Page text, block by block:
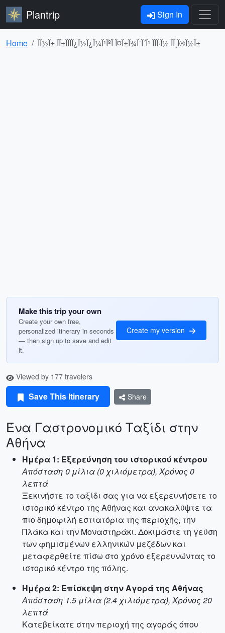
Plantrip Sign In
Home ÎÎ½Î± ÎÎ±ÏÏÏÎ¿Î½Î¿Î¼Î¹ÎºÏ Î¤Î±Î¾Î¯Î´Î¹ ÏÏÎ·Î½ ÎÎ¸Î®Î½Î±
Make this trip your own
Create your own free,
personalized itinerary in seconds
— then sign up to save and edit
it.
Create my version
Viewed by 177 travelers
Save This Itinerary Share
Ένα Γαστρονομικό Ταξίδι στην
Αθήνα
Ημέρα 1: Εξερεύνηση του ιστορικού κέντρου
Απόσταση 0 μίλια (0 χιλιόμετρα), Χρόνος 0
λεπτά
Ξεκινήστε το ταξίδι σας για να εξερευνήσετε το
ιστορικό κέντρο της Αθήνας και ανακαλύψτε τα
πιο δημοφιλή εστιατόρια της περιοχής, την
Πλάκα και την Μοναστηράκι. Δοκιμάστε τη γεύση
των φημισμένων ελληνικών μεζέδων και
μεταφερθείτε πίσω στο χρόνο εξερευνώντας το
ιστορικό κέντρο της πόλης.
Ημέρα 2: Επίσκεψη στην Αγορά της Αθήνας
Απόσταση 1.5 μίλια (2.4 χιλιόμετρα), Χρόνος 20
λεπτά
Κατεβείκατε στην περιοχή της αγοράς όπου